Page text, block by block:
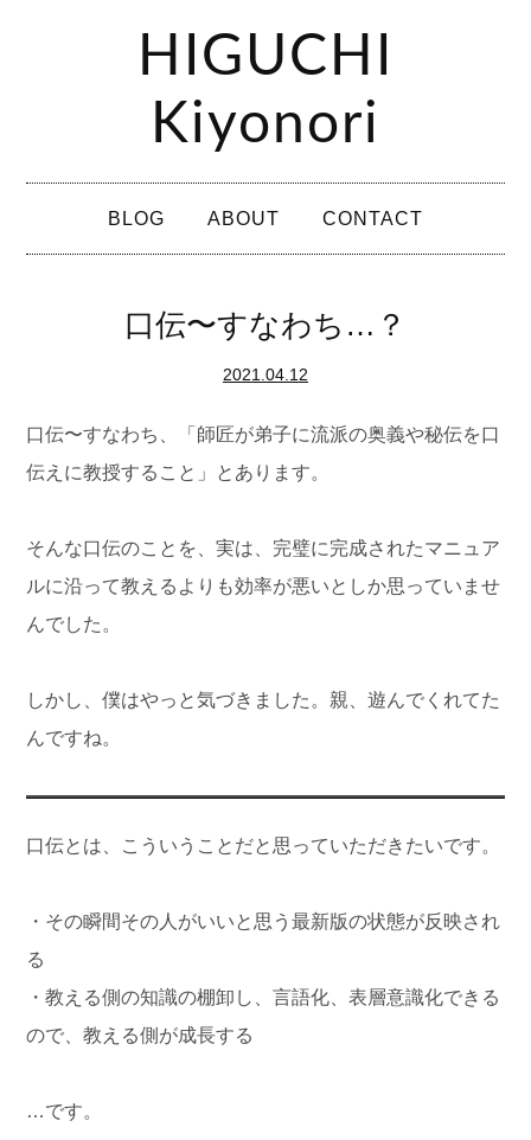
HIGUCHI
Kiyonori
イ
ー
BLOG ABOUT CONTACT
口伝〜すなわち…？
2021.04.12
口伝〜すなわち、「師匠が弟子に流派の奥義や秘伝を口
伝えに教授すること」とあります。
そんな口伝のことを、実は、完璧に完成されたマニュア
ルに沿って教えるよりも効率が悪いとしか思っていませ
んでした。
しかし、僕はやっと気づきました。親、遊んでくれてた
んですね。
口伝とは、こういうことだと思っていただきたいです。
・その瞬間その人がいいと思う最新版の状態が反映され
る
・教える側の知識の棚卸し、言語化、表層意識化できる
ので、教える側が成長する
…です。